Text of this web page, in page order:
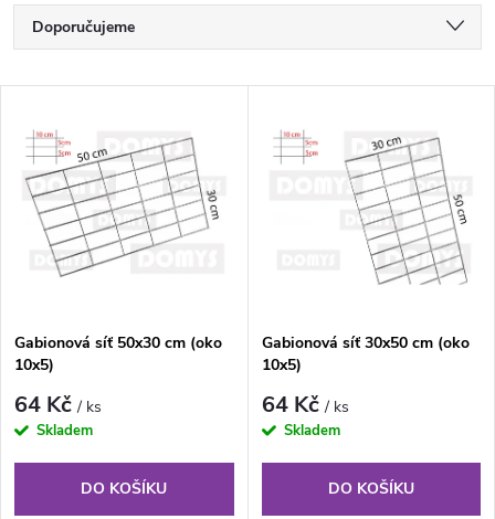
Ř
a
z
e
p
r
o
Doporučujeme
Nejprodávanější
Abecedně
ý
p
s
p
r
Gabionová síť 50x30 cm (oko
10x5)
64 Kč/ ks
Skladem
DO KOŠÍKU
Gabionová síť 30x50 cm (oko
10x5)
64 Kč/ ks
Skladem
DO KOŠÍKU